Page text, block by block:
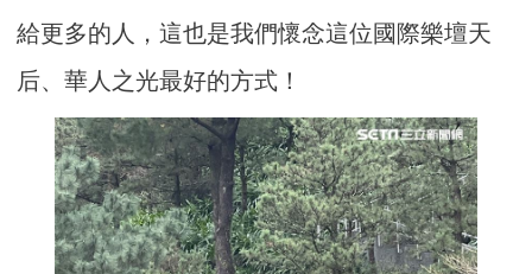
給更多的人，這也是我們懷念這位國際樂壇天
后、華人之光最好的方式！